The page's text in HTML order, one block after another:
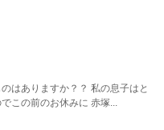
はありますか？？ 私の息子はと
この前のお休みに 赤塚...